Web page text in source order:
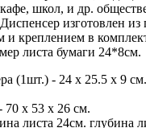
кафе, школ, и др.
изготовлен из
и креплением в
листа бумаги 24*8см.
(1шт.) - 24 х 25.5 х 9 см.
70 х 53 х 26 см.
листа 24см. глубина